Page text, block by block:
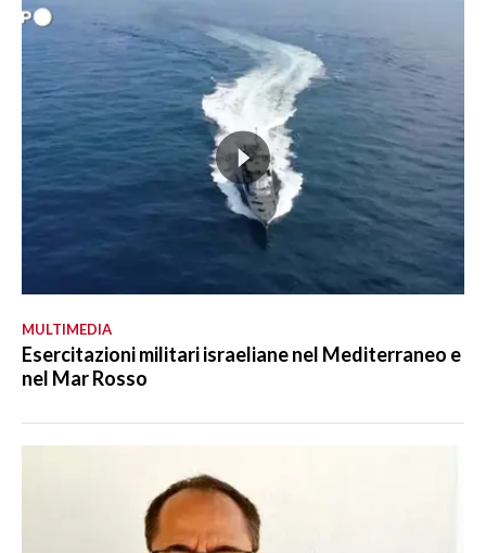
MULTIMEDIA
Esercitazioni militari israeliane nel Mediterraneo e
nel Mar Rosso